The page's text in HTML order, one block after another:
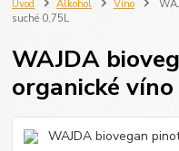
Úvod Alkohol Víno
suché 0,75L
WAJDA
organické